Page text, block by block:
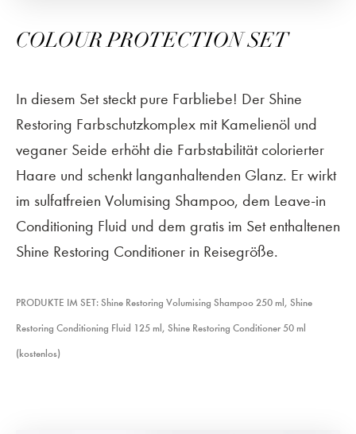
COLOUR PROTECTION SET
In diesem Set steckt pure Farbliebe! Der Shine
Restoring Farbschutzkomplex mit Kamelienöl und
veganer Seide erhöht die Farbstabilität colorierter
Haare und schenkt langanhaltenden Glanz. Er wirkt
im sulfatfreien Volumising Shampoo, dem Leave-in
Conditioning Fluid und dem gratis im Set enthaltenen
Shine Restoring Conditioner in Reisegröße.
PRODUKTE IM SET: Shine Restoring Volumising Shampoo 250 ml, Shine
Restoring Conditioning Fluid 125 ml, Shine Restoring Conditioner 50 ml
(kostenlos)